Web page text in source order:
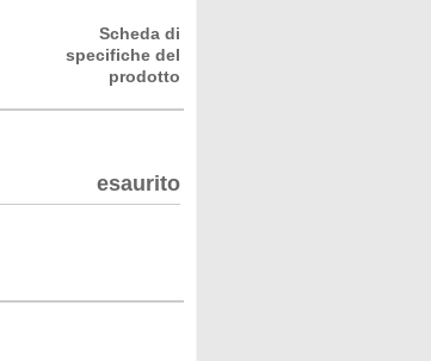
Scheda di
specifiche del
prodotto
esaurito